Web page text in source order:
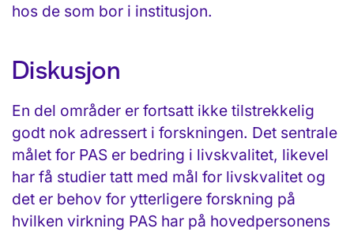
hos de som bor i institusjon.
Diskusjon
En del områder er fortsatt ikke tilstrekkelig
godt nok adressert i forskningen. Det sentrale
målet for PAS er bedring i livskvalitet, likevel
har få studier tatt med mål for livskvalitet og
det er behov for ytterligere forskning på
hvilken virkning PAS har på hovedpersonens